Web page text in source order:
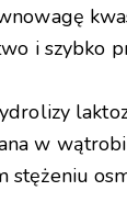
i szybko
w
stężeniu